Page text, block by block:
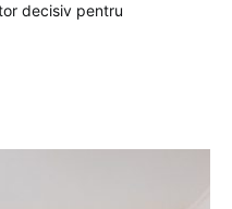
decisiv pentru